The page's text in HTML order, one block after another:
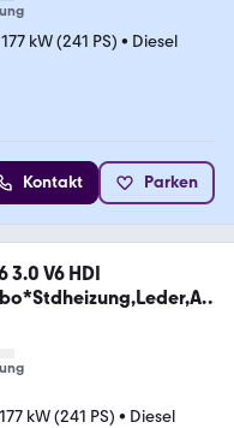
177 kW (241 PS) • Diesel
Kontakt Parken
3.0 V6 HDI
177 kW (241 PS) • Diesel